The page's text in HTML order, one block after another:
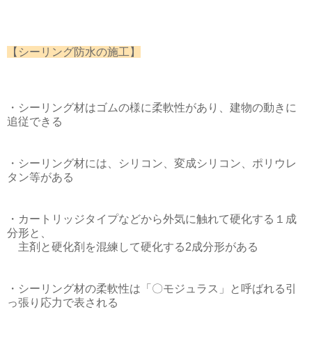
【シーリング防水の施工】
・シーリング材はゴムの様に柔軟性があり、建物の動きに
追従できる
・シーリング材には、シリコン、変成シリコン、ポリウレ
タン等がある
・カートリッジタイプなどから外気に触れて硬化する１成
分形と、
主剤と硬化剤を混練して硬化する2成分形がある
・シーリング材の柔軟性は「〇モジュラス」と呼ばれる引
っ張り応力で表される